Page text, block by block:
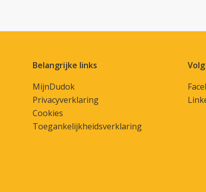
Belangrijke links
MijnDudok
Privacyverklaring
Cookies
Toegankelijkheidsverklaring